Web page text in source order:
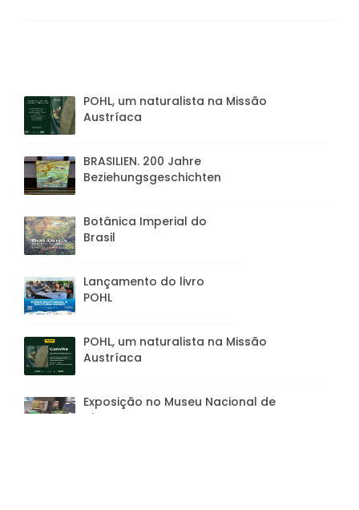
POHL, um naturalista na Missão
Austríaca
BRASILIEN. 200 Jahre
Beziehungsgeschichten
Botânica Imperial do
Brasil
Lançamento do livro
POHL
POHL, um naturalista na Missão
Austríaca
Exposição no Museu Nacional de
Viena